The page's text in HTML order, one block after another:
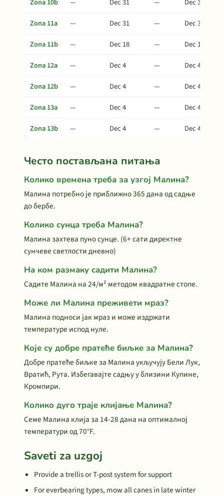
Zona 10b — Dec 31 —
Dec 31
Zona 11a
— Dec 31 —
Dec 31
Zona 11b
— Dec 18 —
Dec 18
Zona 12a
— Dec 4 —
Dec 4
Zona 12b
— Dec 4 —
Dec 4
Zona 13a
— Dec 4 —
Dec 4
Zona 13b
— Dec 4 — Dec 4
Често постављана питања
Колико времена треба за узгој Малина?
Малина потребно је приближно 365 дана од садње
до бербе.
Колико сунца треба Малина?
Малина захтева пуно сунце. (6+ сати директне
сунчеве светлости дневно)
На ком размаку садити Малина?
Садите Малина на 24/м² методом квадратне стопе.
Може ли Малина преживети мраз?
Малина подноси јак мраз и може издржати
температуре испод нуле.
Које су добре пратеће биљке за Малина?
Добре пратеће биљке за Малина укључују Бели Лук,
Вратић, Рута. Избегавајте садњу у близини Купине,
Кромпири.
Колико дуго траје клијање Малина?
Семе Малина клија за 14-28 дана на оптималној
температури од 70°F.
Saveti za uzgoj
Provide a trellis or T-post system for support
For everbearing types, mow all canes in late winter